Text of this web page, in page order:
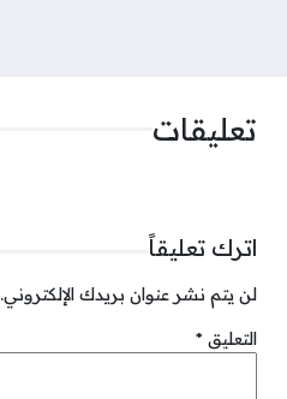
تعليقات
اترك تعليقاً
لن يتم نشر عنوان بريدك الإلكتروني.
التعليق *